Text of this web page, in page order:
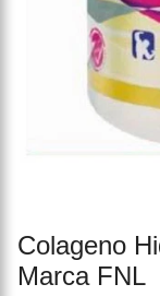
Colageno
Marca FNL